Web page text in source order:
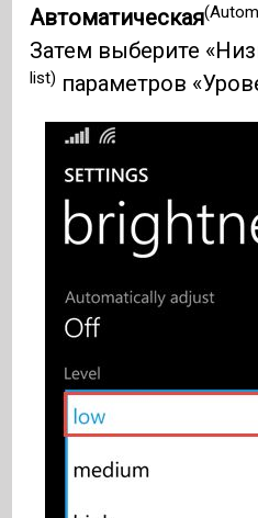
Автоматическая
Затем выберите
list) параметров